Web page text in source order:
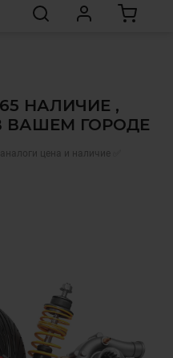
НАЛИЧИЕ ,
ВАШЕМ ГОРОДЕ
цена и наличие ✅